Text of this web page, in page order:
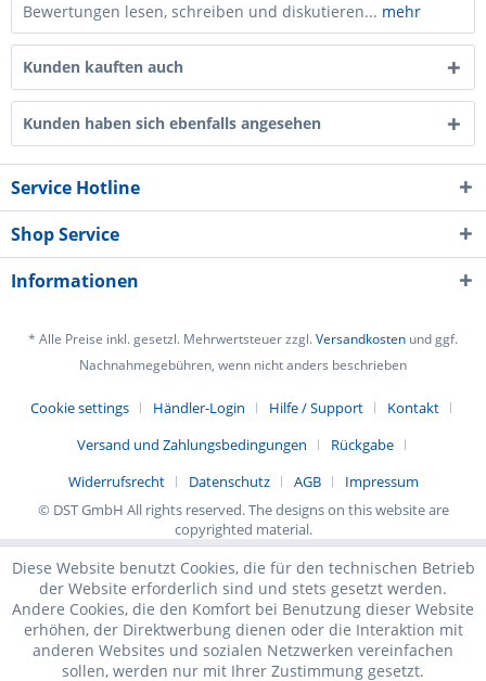
Bewertungen lesen, schreiben und diskutieren... mehr
Kunden kauften auch
Kunden haben sich ebenfalls angesehen
Service Hotline
Shop Service
Informationen
* Alle Preise inkl. gesetzl. Mehrwertsteuer zzgl.Versandkosten und ggf.
Nachnahmegebühren, wenn nicht anders beschrieben
Cookie settings Händler-Login Hilfe / Support
Kontakt
Versand und Zahlungsbedingungen
Rückgabe
Widerrufsrecht
Datenschutz AGB
Impressum
© DST GmbH All rights reserved. The designs on this website are
copyrighted material.
Diese Website benutzt Cookies, die für den technischen Betrieb
der Website erforderlich sind und stets gesetzt werden.
Andere Cookies, die den Komfort bei Benutzung dieser Website
erhöhen, der Direktwerbung dienen oder die Interaktion mit
anderen Websites und sozialen Netzwerken vereinfachen
sollen, werden nur mit Ihrer Zustimmung gesetzt.